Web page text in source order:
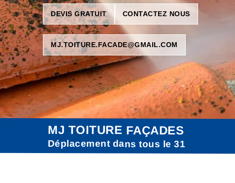
DEVIS GRATUIT CONTACTEZ NOUS
MJ.TOITURE.FACADE@GMAIL.COM
MJ TOITURE FAÇADES
Déplacement dans tous le 31